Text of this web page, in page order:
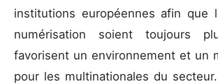
institutions européennes afin que
numérisation soient toujours
favorisent un environnement et un
pour les multinationales du